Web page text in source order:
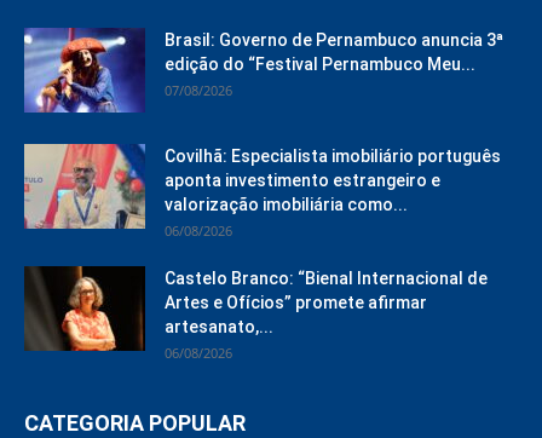
Brasil: Governo de Pernambuco anuncia 3ª
edição do “Festival Pernambuco Meu...
07/08/2026
Covilhã: Especialista imobiliário português
aponta investimento estrangeiro e
valorização imobiliária como...
06/08/2026
Castelo Branco: “Bienal Internacional de
Artes e Ofícios” promete afirmar
artesanato,...
06/08/2026
CATEGORIA POPULAR